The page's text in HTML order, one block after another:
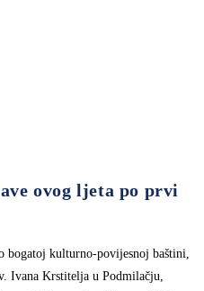
ovog ljeta po prvi
bogatoj kulturno-povijesnoj baštini,
Ivana Krstitelja u Podmilačju,